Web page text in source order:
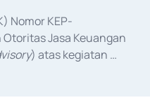
Nomor KEP-
Jasa Keuangan
) atas kegiatan